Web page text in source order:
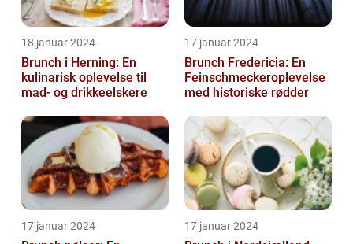
18 januar 2024
Brunch i Herning: En
kulinarisk oplevelse til
mad- og drikkeelskere
17 januar 2024
Brunch Fredericia: En
Feinschmeckeroplevelse
med historiske rødder
17 januar 2024 17 januar 2024